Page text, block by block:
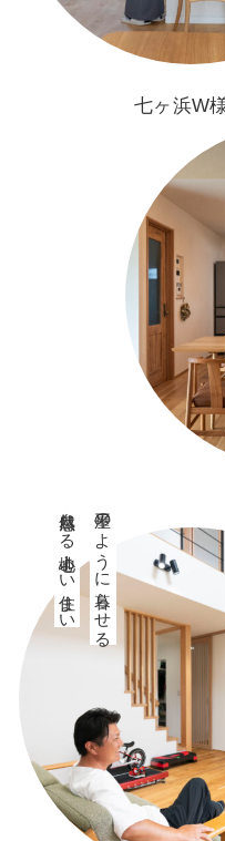
七ヶ浜W
平屋のように暮らせる
自然感じる心地よい住まい